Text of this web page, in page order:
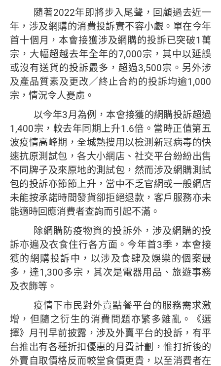
隨著2022年即將步入尾聲，回顧過去近一
年，涉及網購的消費投訴實不容小覷。單在今年
首十個月，本會接獲涉及網購的投訴已突破1萬
宗，大幅超越去年全年的7,000宗，其中以延誤
或沒有送貨的投訴最多，超過3,500宗。另外涉
及產品質素及更改／終止合約的投訴均逾1,000
宗，情況令人憂慮。
以今年3月為例，本會接獲的網購投訴超過
1,400宗，較去年同期上升1.6倍。當時正值第五
波疫情高峰期，全城熱搜用以檢測新冠病毒的快
速抗原測試包，各大小網店、社交平台紛紛出售
不同牌子及來原地的測試包，然而涉及網購測試
包的投訴亦節節上升，當中不乏官網或一般網店
未能按承諾時間發貨卻拒絕退款，客戶服務亦未
能適時回應消費者查詢而引起不滿。
除網購防疫物資的投訴外，涉及網購的投
訴亦遍及衣食住行各方面。今年首3季，本會接
獲的網購投訴中，以涉及食肆及娛樂的個案最
多，達1,300多宗，其次是電器用品、旅遊事務
及衣飾等。
疫情下市民對外賣點餐平台的服務需求激
增，但隨之衍生的消費問題亦繁多雜亂。《選
擇》月刊早前披露，涉及外賣平台的投訴，有平
台推出有各種折扣優惠的月費計劃，惟打折後的
外賣自取價格反而較堂食價更貴，以至消費者在